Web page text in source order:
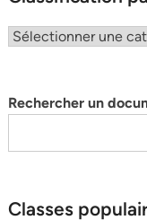
Classification
Rechercher un
Classes